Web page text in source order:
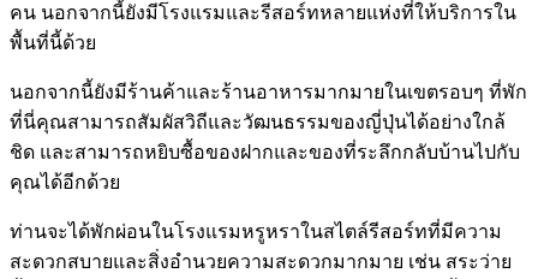
คน นอกจากนี้ยังมีโรงแรมและรีสอร์ทหลายแห่งที่ให้บริการใน
พื้นที่นี้ด้วย
นอกจากนี้ยังมีร้านค้าและร้านอาหารมากมายในเขตรอบๆ ที่พัก
ที่นี่คุณสามารถสัมผัสวิถีและวัฒนธรรมของญี่ปุ่นได้อย่างใกล้
ชิด และสามารถหยิบซื้อของฝากและของที่ระลึกกลับบ้านไปกับ
คุณได้อีกด้วย
ท่านจะได้พักผ่อนในโรงแรมหรูหราในสไตล์รีสอร์ทที่มีความ
สะดวกสบายและสิ่งอำนวยความสะดวกมากมาย เช่น สระว่าย